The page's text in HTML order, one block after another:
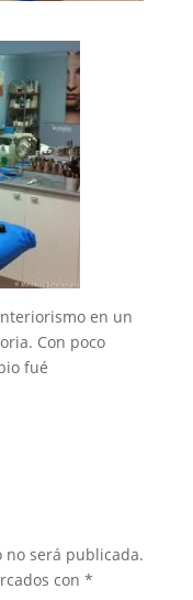
en un
Con poco
fué
no será publicada.
con *